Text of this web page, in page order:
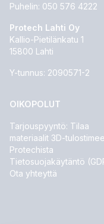
Puhelin: 050 576 4222
Protech Lahti Oy
Kallio-Pietilänkatu 1
15800 Lahti
Y-tunnus: 2090571-2
OIKOPOLUT
Tarjouspyyntö: Tilaa
materiaalit 3D-
Protechista
Tietosuojakäytäntö
Ota yhteyttä